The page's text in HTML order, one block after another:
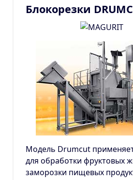
Блокорезки
Модель Drumcut
для обработки фруктовых
заморозки пищевых